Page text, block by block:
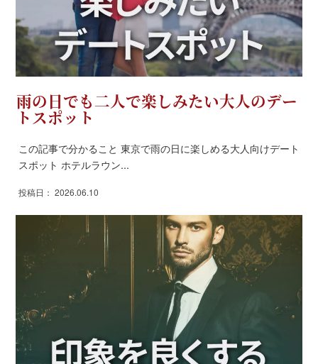
雨の日でも二人で楽しみたい大人のデー
トスポット
この記事で分かること 東京で雨の日に楽しめる大人向けデート
スポット ホテルラウン...
投稿日： 2026.06.10